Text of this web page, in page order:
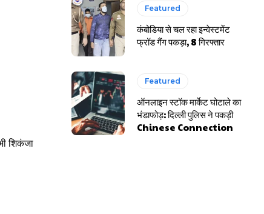
शिकंजा
Featured
कंबोडिया से चल रहा इन्वेस्टमेंट
फ्रॉड गैंग पकड़ा, 8 गिरफ्तार
Featured
ऑनलाइन स्टॉक मार्केट घोटाले का
भंडाफोड़: दिल्ली पुलिस ने पकड़ी
Chinese Connection